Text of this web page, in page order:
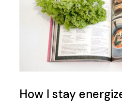
How I stay